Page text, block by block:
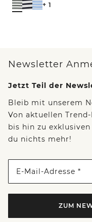
+ 1
Newsletter
Jetzt Teil der
Bleib mit unserem
Von aktuellen
bis hin zu
du nichts mehr!
E-Mail-Adresse *
ZUM